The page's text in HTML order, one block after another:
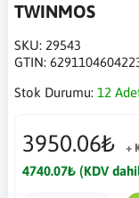
TWINMOS
SKU: 29543
GTIN:
Stok Durumu: 12
3950.06₺ +
4740.07₺ (KDV